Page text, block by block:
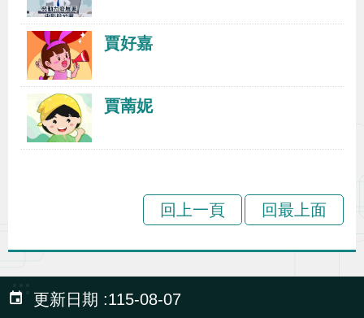
區
線
上
申
辦
賈好嘉
賈萳妮
回上一頁 回最上面
:::
更新日期
115-08-07